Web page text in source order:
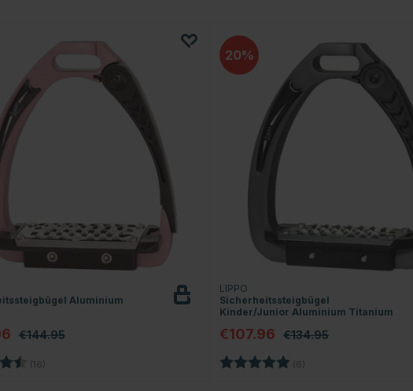
Aluminium
€144.95
(16)
20
LIPPO
Sicherheitssteigbügel
Kinder/Junior Aluminium Titanium
€107.96 €134.95
Bewertung: (6)